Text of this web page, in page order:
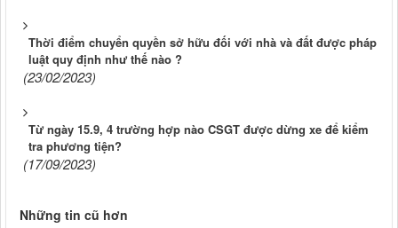
Thời điểm chuyển quyền sở hữu đối với nhà và đất được pháp
luật quy định như thế nào ?
(23/02/2023)
Từ ngày 15.9, 4 trường hợp nào CSGT được dừng xe để kiểm
tra phương tiện?
(17/09/2023)
Những tin cũ hơn